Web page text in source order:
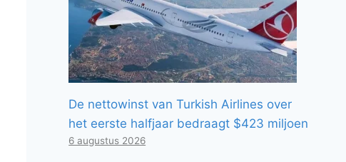
De nettowinst van Turkish Airlines over
het eerste halfjaar bedraagt ​​$423 miljoen
6 augustus 2026